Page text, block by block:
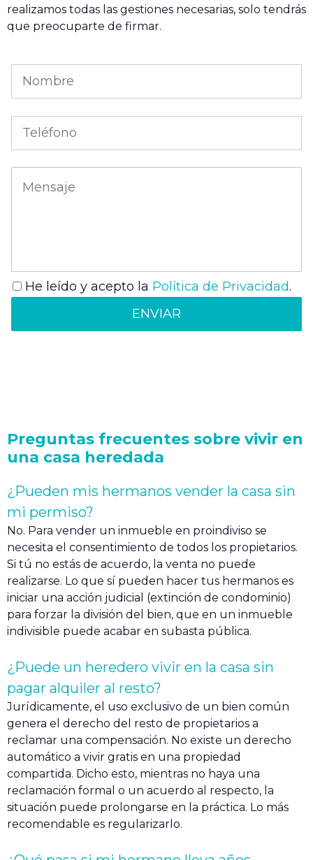
realizamos todas las gestiones necesarias, solo tendrás
que preocuparte de firmar.
He leído y acepto la Política de Privacidad.
Preguntas frecuentes sobre vivir en
una casa heredada
¿Pueden mis hermanos vender la casa sin
mi permiso?
No. Para vender un inmueble en proindiviso se
necesita el consentimiento de todos los propietarios.
Si tú no estás de acuerdo, la venta no puede
realizarse. Lo que sí pueden hacer tus hermanos es
iniciar una acción judicial (extinción de condominio)
para forzar la división del bien, que en un inmueble
indivisible puede acabar en subasta pública.
¿Puede un heredero vivir en la casa sin
pagar alquiler al resto?
Jurídicamente, el uso exclusivo de un bien común
genera el derecho del resto de propietarios a
reclamar una compensación. No existe un derecho
automático a vivir gratis en una propiedad
compartida. Dicho esto, mientras no haya una
reclamación formal o un acuerdo al respecto, la
situación puede prolongarse en la práctica. Lo más
recomendable es regularizarlo.